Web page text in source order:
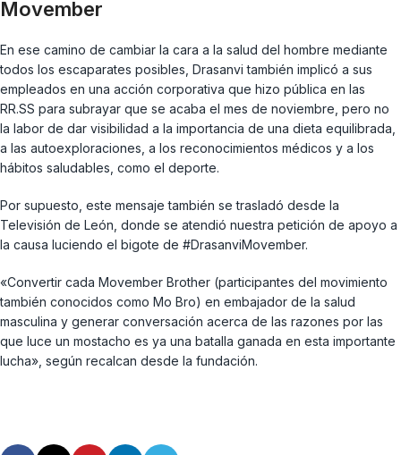
Movember
En ese camino de cambiar la cara a la salud del hombre mediante
todos los escaparates posibles, Drasanvi también implicó a sus
empleados en una acción corporativa que hizo pública en las
RR.SS para subrayar que se acaba el mes de noviembre, pero no
la labor de dar visibilidad a la importancia de una dieta equilibrada,
a las autoexploraciones, a los reconocimientos médicos y a los
hábitos saludables, como el deporte.
Por supuesto, este mensaje también se trasladó desde la
Televisión de León, donde se atendió nuestra petición de apoyo a
la causa luciendo el bigote de #DrasanviMovember.
«Convertir cada Movember Brother (participantes del movimiento
también conocidos como Mo Bro) en embajador de la salud
masculina y generar conversación acerca de las razones por las
que luce un mostacho es ya una batalla ganada en esta importante
lucha», según recalcan desde la fundación.